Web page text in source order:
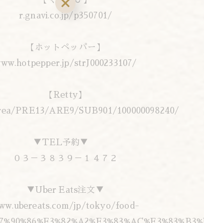
r.gnavi.co.jp/p350701/
【ホットペッパー】
strJ000233107/
【Retty】
PRE13/ARE9/SUB901/100000098240/
▼TEL予約▼
０３－３８３９－１４７２
▼Uber Eats注文▼
jp/tokyo/food-